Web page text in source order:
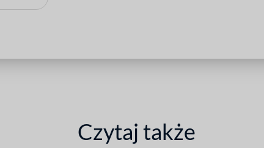
Czytaj także